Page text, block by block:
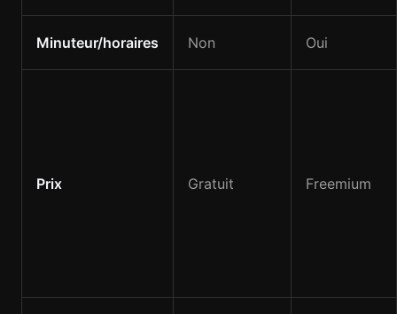
Minuteur/horaires Non Oui
Prix Gratuit Freemium